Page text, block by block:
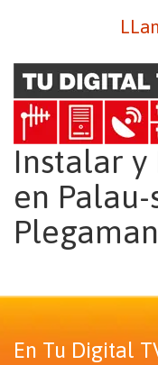
Instalar y
en
En Tu Digital